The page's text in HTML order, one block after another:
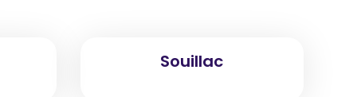
Souillac